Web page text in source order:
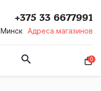
Минск Адреса магазинов
+375 33 6677991
0